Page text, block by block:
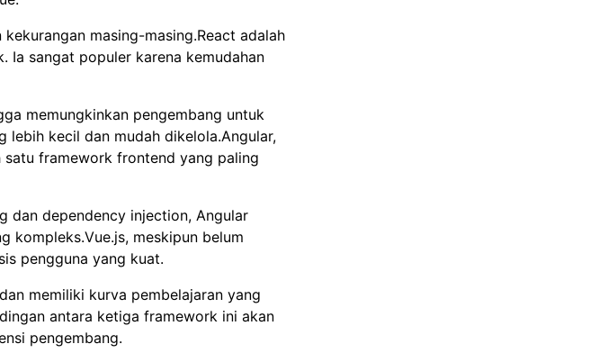
masing-masing.React adalah
Ia sangat populer karena kemudahan
memungkinkan pengembang untuk
lebih kecil dan mudah dikelola.Angular,
framework frontend yang paling
dependency injection, Angular
kompleks.Vue.js, meskipun belum
pengguna yang kuat.
memiliki kurva pembelajaran yang
antara ketiga framework ini akan
pengembang.